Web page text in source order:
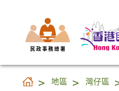
民 政 事 務 總 署
跑馬地
地區 灣仔區